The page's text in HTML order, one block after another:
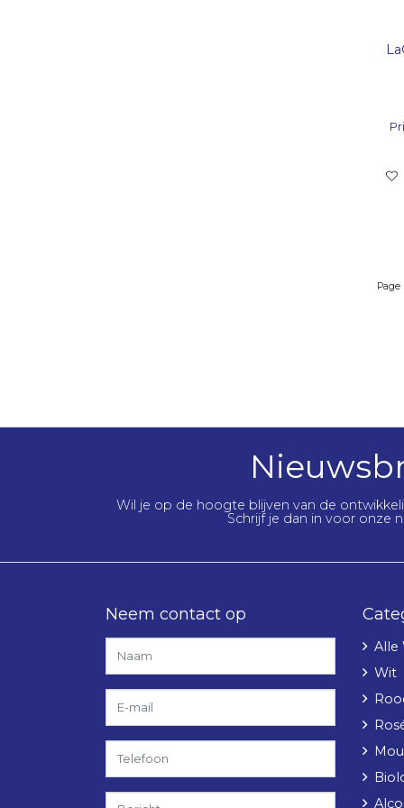
Page
Wil je op de hoogte blijven van de
Schrijf je dan in voor onze
Neem contact op
Alle
Wit